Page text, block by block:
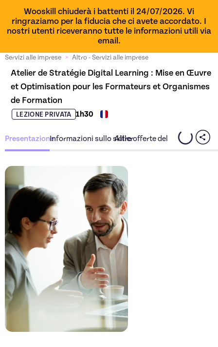
Wooskill chiuderà i battenti il 24/07/2026. Vi
ringraziamo per la fiducia che ci avete accordato. I
nostri utenti riceveranno tutte le informazioni utili via
email.
Servizi alle imprese > Altro - Servizi alle imprese
Atelier de Stratégie Digital Learning : Mise en Œuvre
et Optimisation pour les Formateurs et Organismes
de Formation
LEZIONE PRIVATA 1h30
PresentazioneInformazioni sullo skillerAltre offerte dello skiller